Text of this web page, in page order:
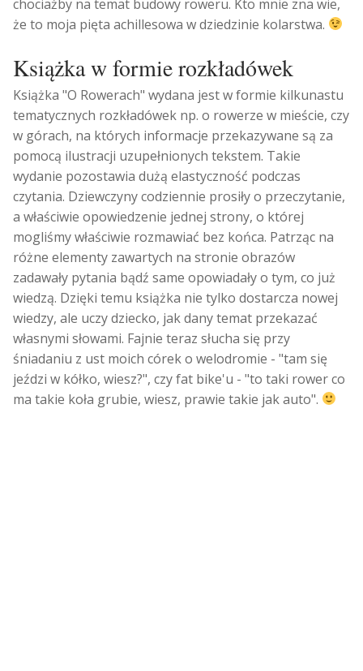
chociażby na temat budowy roweru. Kto mnie zna wie,
że to moja pięta achillesowa w dziedzinie kolarstwa.
Książka w formie rozkładówek
Książka "O Rowerach" wydana jest w formie kilkunastu
tematycznych rozkładówek np. o rowerze w mieście, czy
w górach, na których informacje przekazywane są za
pomocą ilustracji uzupełnionych tekstem. Takie
wydanie pozostawia dużą elastyczność podczas
czytania. Dziewczyny codziennie prosiły o przeczytanie,
a właściwie opowiedzenie jednej strony, o której
mogliśmy właściwie rozmawiać bez końca. Patrząc na
różne elementy zawartych na stronie obrazów
zadawały pytania bądź same opowiadały o tym, co już
wiedzą. Dzięki temu książka nie tylko dostarcza nowej
wiedzy, ale uczy dziecko, jak dany temat przekazać
własnymi słowami. Fajnie teraz słucha się przy
śniadaniu z ust moich córek o welodromie - "tam się
jeździ w kółko, wiesz?", czy fat bike'u - "to taki rower co
ma takie koła grubie, wiesz, prawie takie jak auto".